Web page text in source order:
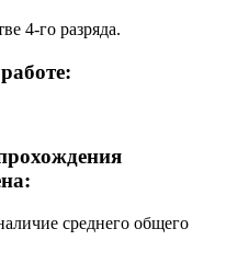
4-го разряда.
среднего общего